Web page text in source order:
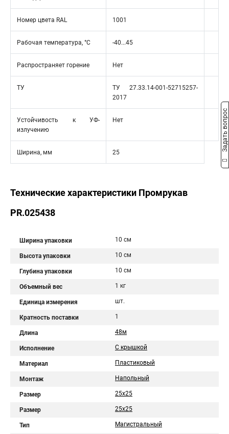
Номер цвета RAL 1001
Рабочая температура, °C -40...45
Распространяет горение Нет
ТУ
ТУ 27.33.14-001-52715257-
2017
Устойчивость к УФ-
излучению
Нет
Ширина, мм 25
Технические характеристики Промрукав
PR.025438
Ширина упаковки 10 см
Высота упаковки 10 см
Глубина упаковки 10 см
Объемный вес 1 кг
Единица измерения шт.
Кратность поставки 1
Длина 48м
Исполнение С крышкой
Материал Пластиковый
Монтаж Напольный
Размер 25x25
Размер 25х25
Тип Магистральный
Задать вопрос